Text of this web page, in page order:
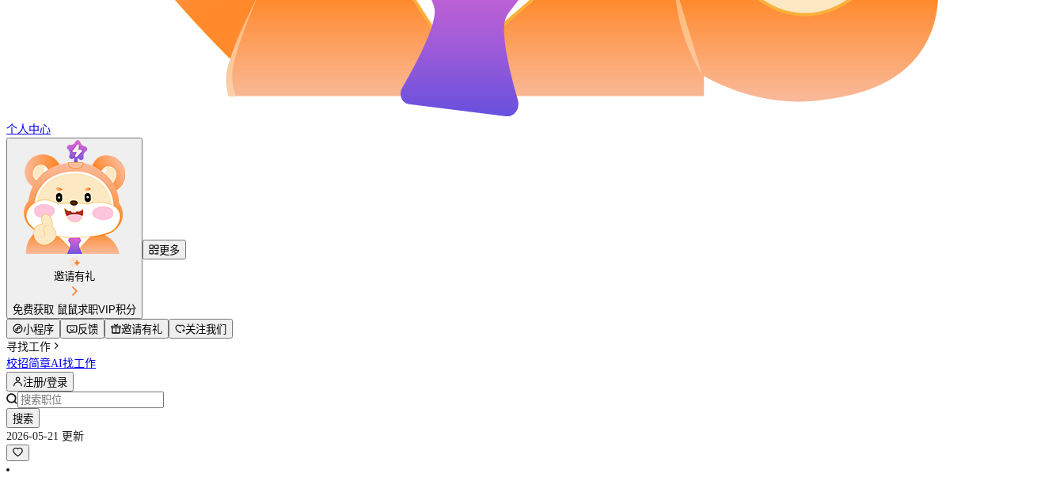
个人中心
邀请有礼
免费获取 鼠鼠求职VIP积分
更多
小程序 反馈 邀请有礼
关注我们
寻找工作
校招简章AI找工作
注册/登录
搜索
2026-05-21 更新